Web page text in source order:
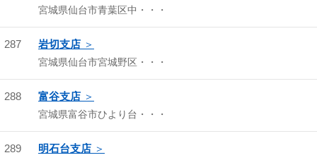
宮城県仙台市青葉区中・・・
287 岩切支店
宮城県仙台市宮城野区・・・
288 富谷支店
宮城県富谷市ひより台・・・
289 明石台支店